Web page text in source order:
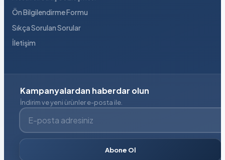
Ön Bilgilendirme Formu
Sıkça Sorulan Sorular
İletişim
Kampanyalardan haberdar olun
İndirim ve yeni ürünler e-posta ile.
E-posta adresiniz
Abone Ol